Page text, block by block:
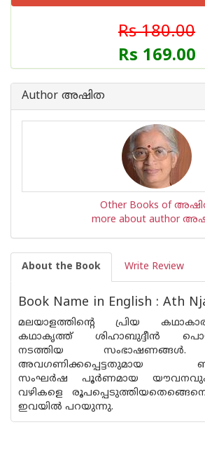
Rs 180.00
Rs 169.00
Author അഷിത
Other Books of
more about author
About the Book Write Review
Book Name in English : Ath
മലയാളത്തിന്റെ പ്രിയ
കഥാകൃത്ത് ശിഹാബുദ്ദീന്‍
നടത്തിയ സംഭാഷണങ്ങള്‍.
അവഗണിക്കപ്പെട്ടതുമായ
സംഘര്‍ഷ പൂര്‍ണമായ
വഴികളെ
ഇവയില്‍ പറയുന്നു.